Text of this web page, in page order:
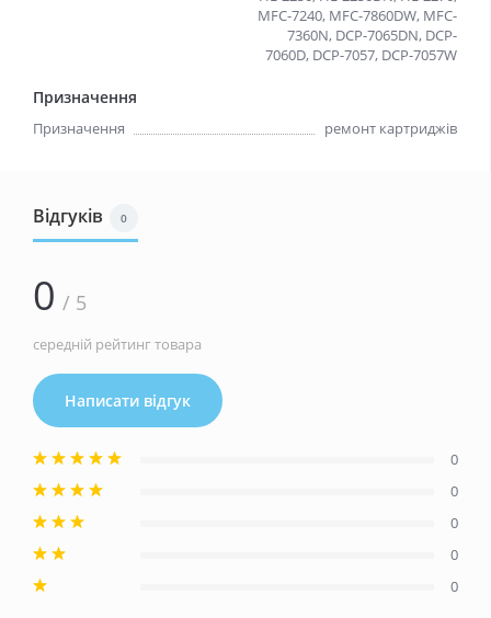
MFC-7240, MFC-7860DW, MFC-
7360N, DCP-7065DN, DCP-
7060D, DCP-7057, DCP-7057W
Призначення
Призначення ремонт картриджів
Відгуків 0
0 / 5
середній рейтинг товара
Написати відгук
0
0
0
0
0